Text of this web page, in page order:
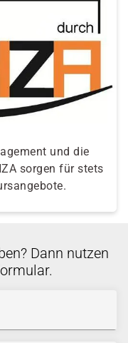
und die
sorgen für stets
Dann nutzen